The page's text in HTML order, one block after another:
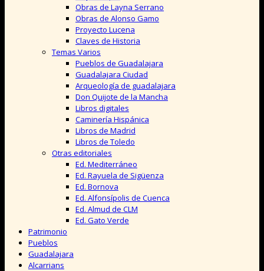
Obras de Layna Serrano
Obras de Alonso Gamo
Proyecto Lucena
Claves de Historia
Temas Varios
Pueblos de Guadalajara
Guadalajara Ciudad
Arqueología de guadalajara
Don Quijote de la Mancha
Libros digitales
Caminería Hispánica
Libros de Madrid
Libros de Toledo
Otras editoriales
Ed. Mediterráneo
Ed. Rayuela de Sigüenza
Ed. Bornova
Ed. Alfonsípolis de Cuenca
Ed. Almud de CLM
Ed. Gato Verde
Patrimonio
Pueblos
Guadalajara
Alcarrians